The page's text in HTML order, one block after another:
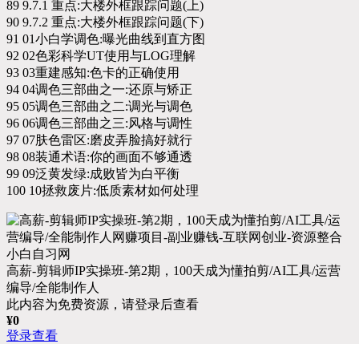
89 9.7.1 重点:大楼外框跟踪问题(上)
90 9.7.2 重点:大楼外框跟踪问题(下)
91 01小白学调色:曝光曲线到直方图
92 02色彩科学UT使用与LOG理解
93 03重建感知:色卡的正确使用
94 04调色三部曲之一:还原与矫正
95 05调色三部曲之二:调光与调色
96 06调色三部曲之三:风格与调性
97 07肤色雷区:磨皮弄脸搞好就行
98 08装通术语:你的画面不够通透
99 09泛黄发绿:成败皆为白平衡
100 10拯救废片:低质素材如何处理
高薪-剪辑师IP实操班-第2期，100天成为懂拍剪/AI工具/运营
编导/全能制作人
此内容为免费资源，请登录后查看
¥0
登录查看